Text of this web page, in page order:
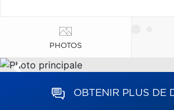
PHOTOS
OBTENIR PLUS DE